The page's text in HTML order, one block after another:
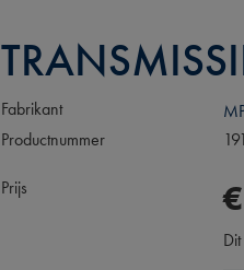
Fabrikant
Productnummer
Prijs €